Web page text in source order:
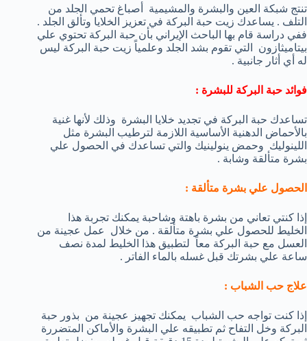
تنتج شبكة العين والبشرة والمشيمية أصباغ تحمي الجلد من
التلف . يساعدك زيت حبة البركة في تعزيز الخلايا وتألق الجلد .
ففي دراسة قام بها الباحث الإيراني بأن حبة البركة تحتوي علي
بيتاميثازون التي تقوم بشد الجلد وعلمياً زيت حبة البركة ليس
له أي أثار جانبية .
فوائد حبة البركة للبشرة :
تساعدك حبة البركة في تجديد خلايا البشرة وذلك لأنها غنية
بالأحماض الدهنية الأساسية اللازمة لترطيب البشرة مثل
اللينوليك وحمض ينولينيك والتي تساعدك في الحصول علي
بشرة متألقة وشابة .
الحصول علي بشرة متألقة :
إذا كنتي تعاني من بشرة باهتة وشاحبة يمكنك تجربة هذا
الخليط للحصول علي بشرة متألقة . من خلال عمل عجينة من
العسل مع حبة البركة معاً لتطبيق هذا الخليط لمدة نصف
ساعة علي بشرتك قبل غسله بالماء الفاتر .
علاج حب الشباب :
إذا كنت تواجه حب الشباب يمكنك تجهيز عجينة من بذور حبة
البركة وخل التفاح ثم تطبيقه علي البشرة والأماكن المتضررة